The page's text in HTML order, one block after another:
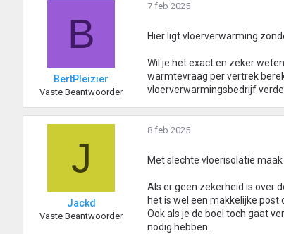
B
BertPleizier
Vaste Beantwoorder
7 feb 2025
Hier ligt vloerverwarming
Wil je het exact en zeker
warmtevraag per vertrek
vloerverwarmingsbedrijf
J
Jackd
Vaste Beantwoorder
8 feb 2025
Met slechte vloerisolatie
Als er geen zekerheid is over
het is wel een makkelijke post
Ook als je de boel toch gaat
nodig hebben.